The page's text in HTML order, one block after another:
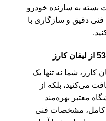
بسته به سازنده خودرو
دقیق و سازگاری با
کارز، شما نه تنها یک
می‌کنید، بلکه از
معتبر بهره‌مند
کامل، مشخصات فنی